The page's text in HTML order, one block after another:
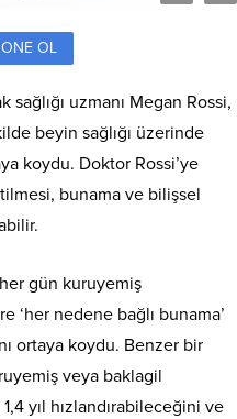
OL
sağlığı uzmanı Megan Rossi,
beyin sağlığı üzerinde
koydu. Doktor Rossi’ye
bunama ve bilişsel
gün kuruyemiş
nedene bağlı bunama’
ortaya koydu. Benzer bir
veya baklagil
yıl hızlandırabileceğini ve